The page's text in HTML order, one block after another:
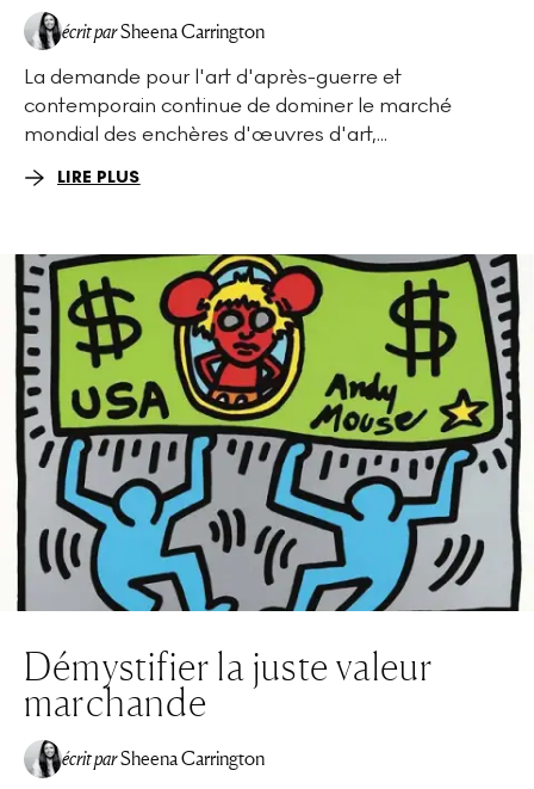
écrit parSheena Carrington
La demande pour l'art d'après-guerre et
contemporain continue de dominer le marché
mondial des enchères d'œuvres d'art,...
LIRE PLUS
Démystifier la juste valeur
marchande
écrit parSheena Carrington